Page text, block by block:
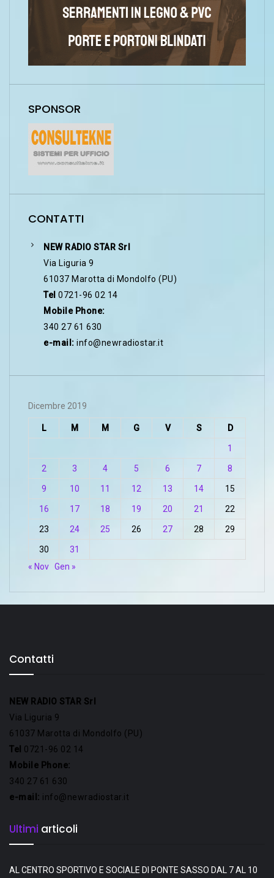
SPONSOR
CONTATTI
NEW RADIO STAR Srl
Via Liguria 9
61037 Marotta di Mondolfo (PU)
Tel 0721-96 02 14
Mobile Phone:
340 27 61 630
e-mail: info@newradiostar.it
Dicembre 2019
L M M G V S D
1
2 3 4 5 6 7 8
9 10 11 12 13 14 15
16 17 18 19 20 21 22
23 24 25 26 27 28 29
30
31
« Nov Gen »
Contatti
NEW RADIO STAR Srl
Via Liguria 9
61037 Marotta di Mondolfo (PU)
Tel 0721-96 02 14
Mobile Phone:
340 27 61 630
e-mail: info@newradiostar.it
Ultimi articoli
AL CENTRO SPORTIVO E SOCIALE DI PONTE SASSO DAL 7 AL 10